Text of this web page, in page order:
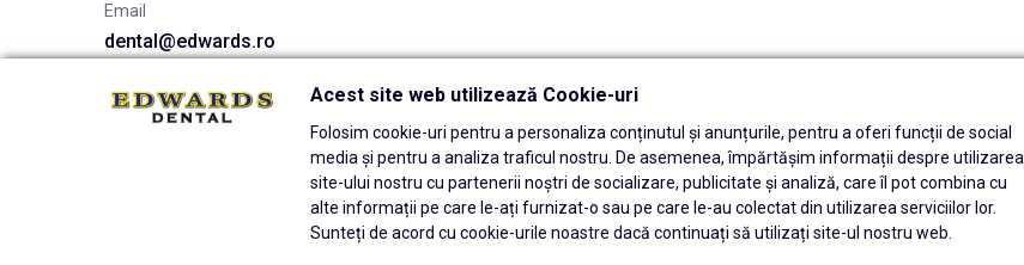
Email
dental@edwards.ro
Acest site web utilizează Cookie-uri
Folosim cookie-uri pentru a personaliza conținutul și anunțurile, pentru a oferi funcții de social
media și pentru a analiza traficul nostru. De asemenea, împărtășim informații despre utilizarea
site-ului nostru cu partenerii noștri de socializare, publicitate și analiză, care îl pot combina cu
alte informații pe care le-ați furnizat-o sau pe care le-au colectat din utilizarea serviciilor lor.
Sunteți de acord cu cookie-urile noastre dacă continuați să utilizați site-ul nostru web.
© 2026 Edwards Dental Powered byblugento